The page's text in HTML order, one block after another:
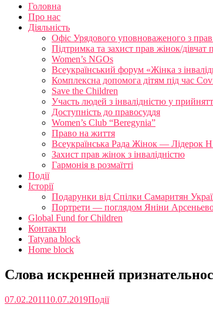
Головна
Про нас
Діяльність
Офіс Урядового уповноваженого з прав
Підтримка та захист прав жінок/дівчат
Women’s NGOs
Всеукраїнський форум «Жінка з
Комплексна допомога дітям під час
Save the Children
Участь людей з інвалідністю у
Доступність до правосуддя
Women’s Club “Beregynia”
Право на життя
Всеукраїнська Рада Жінок — Лідерок
Захист прав жінок з інвалідністю
Гармонія в розмаїтті
Події
Історії
Подарунки від Спілки Самаритян
Портрети — поглядом Яніни
Global Fund for Children
Контакти
Tatyana block
Home block
Cлова искренней
07.02.201110.07.2019Події